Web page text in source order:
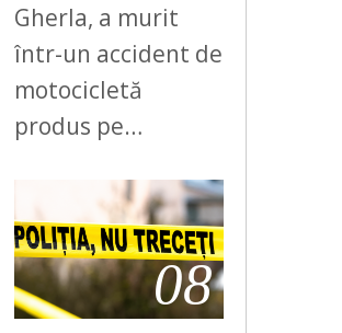
Gherla, a murit
într-un accident de
motocicletă
produs pe…
08